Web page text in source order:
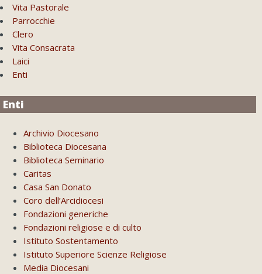
Vita Pastorale
Parrocchie
Clero
Vita Consacrata
Laici
Enti
Enti
Archivio Diocesano
Biblioteca Diocesana
Biblioteca Seminario
Caritas
Casa San Donato
Coro dell’Arcidiocesi
Fondazioni generiche
Fondazioni religiose e di culto
Istituto Sostentamento
Istituto Superiore Scienze Religiose
Media Diocesani